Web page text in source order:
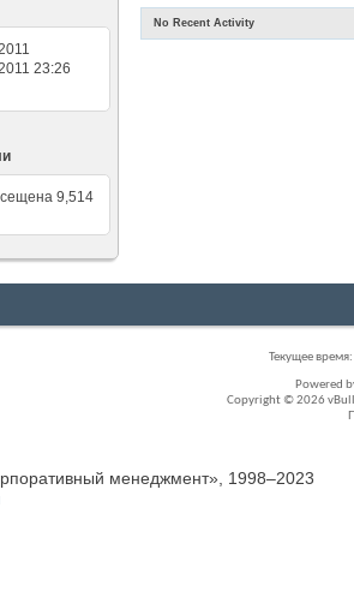
23:26
9,514
No Recent Activity
Текущее время:
Powered
Copyright © 2026
менеджмент», 1998–2023